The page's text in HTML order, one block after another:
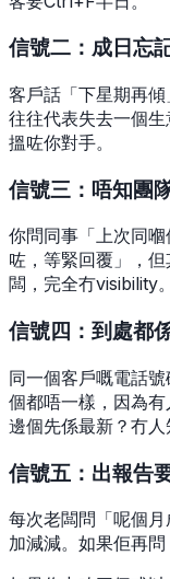
信號二：成日忘
客戶話「下星期再
往往代表失去一個
搵咗你對手。
信號三：唔知團
你問同事「上次同
咗，等緊回覆」，
闆，完全冇visibility。
信號四：到處都
同一個客戶嘅電話
個都唔一樣，因為
邊個先係最新？冇人
信號五：出報告
每次老闆問「呢個
加減減。如果佢再問